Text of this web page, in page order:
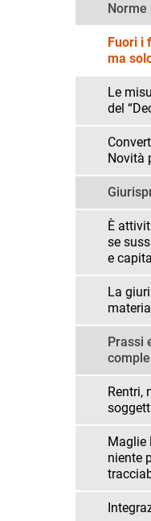
Fuori i
ma
Le
del
Novità
È
se
e
La
Prassi
Rentri,
Maglie
niente